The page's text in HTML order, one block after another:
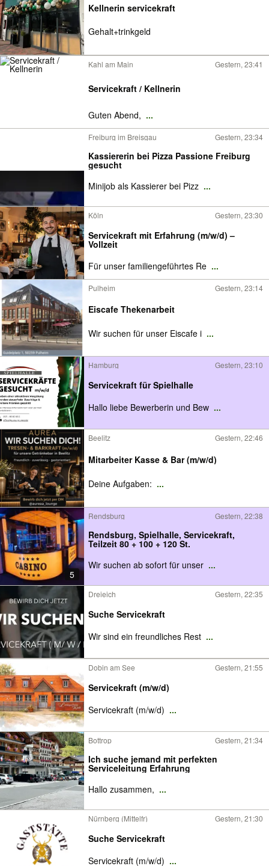
Kellnerin servicekraft
Gehalt+trinkgeld
Kahl am Main Gestern, 23:41
Servicekraft / Kellnerin
Guten Abend, ...
Freiburg im Breisgau Gestern, 23:34
Kassiererin bei Pizza Passione Freiburg
gesucht
Minijob als Kassierer bei Pizz ...
Köln Gestern, 23:30
Servicekraft mit Erfahrung (m/w/d) –
Vollzeit
Für unser familiengeführtes Re ...
Pulheim Gestern, 23:14
Eiscafe Thekenarbeit
Wir suchen für unser Eiscafe i ...
Hamburg Gestern, 23:10
Servicekraft für Spielhalle
Hallo liebe Bewerberin und Bew ...
Beelitz Gestern, 22:46
Mitarbeiter Kasse & Bar (m/w/d)
Deine Aufgaben: ...
5
Rendsburg Gestern, 22:38
Rendsburg, Spielhalle, Servicekraft,
Teilzeit 80 + 100 + 120 St.
Wir suchen ab sofort für unser ...
Dreieich Gestern, 22:35
Suche Servicekraft
Wir sind ein freundliches Rest ...
Dobin am See Gestern, 21:55
Servicekraft (m/w/d)
Servicekraft (m/w/d) ...
Bottrop Gestern, 21:34
Ich suche jemand mit perfekten
Serviceleitung Erfahrung
Hallo zusammen, ...
Nürnberg (Mittelfr) Gestern, 21:30
Suche Servicekraft
Servicekraft (m/w/d) ...